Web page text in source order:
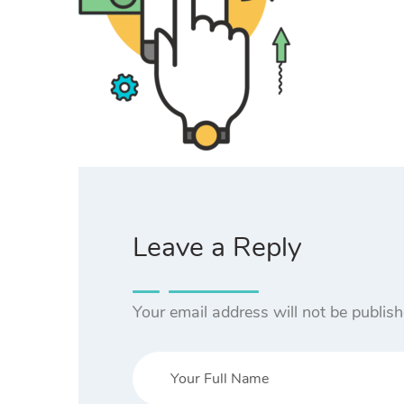
Leave a Reply
Your email address will not be